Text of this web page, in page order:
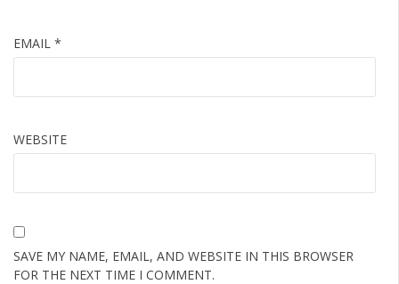
EMAIL *
WEBSITE
SAVE MY NAME, EMAIL, AND WEBSITE IN THIS BROWSER
FOR THE NEXT TIME I COMMENT.